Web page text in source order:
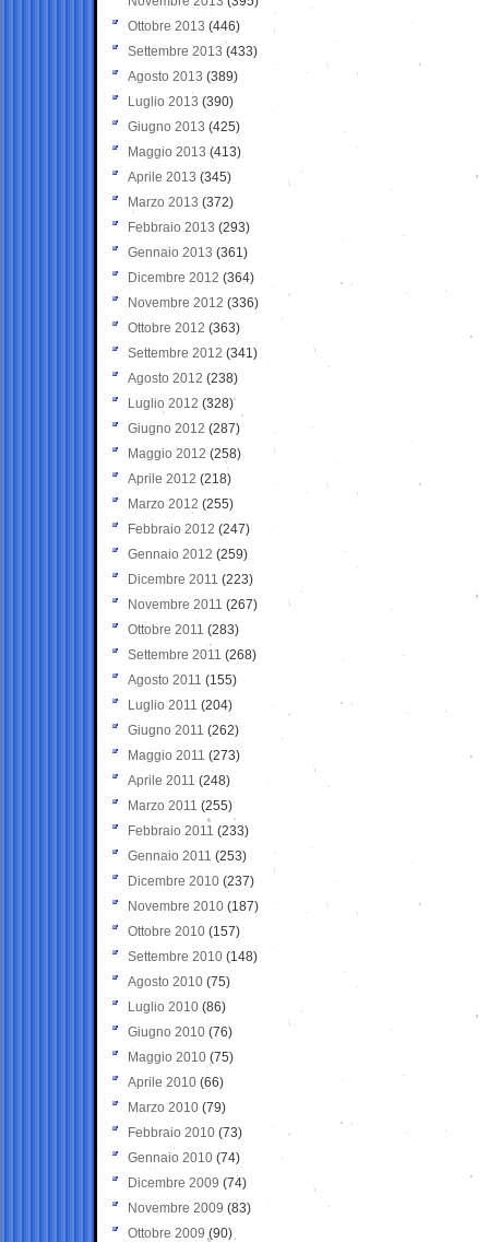
Ottobre 2013 (446)
Settembre 2013 (433)
Agosto 2013 (389)
Luglio 2013 (390)
Giugno 2013 (425)
Maggio 2013 (413)
Aprile 2013 (345)
Marzo 2013 (372)
Febbraio 2013 (293)
Gennaio 2013 (361)
Dicembre 2012 (364)
Novembre 2012 (336)
Ottobre 2012 (363)
Settembre 2012 (341)
Agosto 2012 (238)
Luglio 2012 (328)
Giugno 2012 (287)
Maggio 2012 (258)
Aprile 2012 (218)
Marzo 2012 (255)
Febbraio 2012 (247)
Gennaio 2012 (259)
Dicembre 2011 (223)
Novembre 2011 (267)
Ottobre 2011 (283)
Settembre 2011 (268)
Agosto 2011 (155)
Luglio 2011 (204)
Giugno 2011 (262)
Maggio 2011 (273)
Aprile 2011 (248)
Marzo 2011 (255)
Febbraio 2011 (233)
Gennaio 2011 (253)
Dicembre 2010 (237)
Novembre 2010 (187)
Ottobre 2010 (157)
Settembre 2010 (148)
Agosto 2010 (75)
Luglio 2010 (86)
Giugno 2010 (76)
Maggio 2010 (75)
Aprile 2010 (66)
Marzo 2010 (79)
Febbraio 2010 (73)
Gennaio 2010 (74)
Dicembre 2009 (74)
Novembre 2009 (83)
Ottobre 2009 (90)